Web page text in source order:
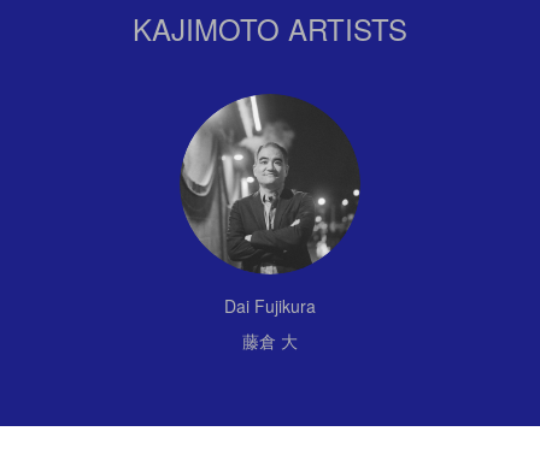
KAJIMOTO ARTISTS
Dai Fujikura
藤倉 大